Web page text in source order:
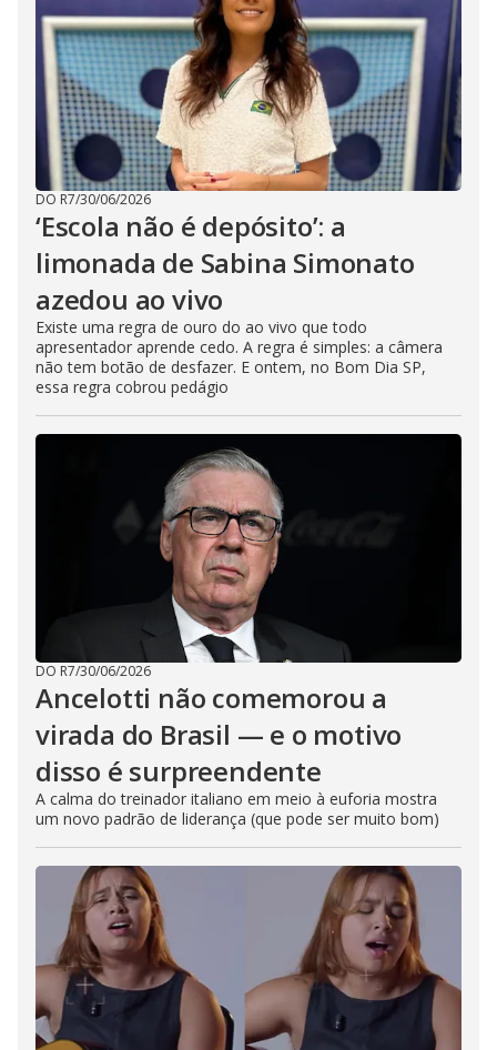
DO R7/30/06/2026
‘Escola não é depósito’: a
limonada de Sabina Simonato
azedou ao vivo
Existe uma regra de ouro do ao vivo que todo
apresentador aprende cedo. A regra é simples: a câmera
não tem botão de desfazer. E ontem, no Bom Dia SP,
essa regra cobrou pedágio
DO R7/30/06/2026
Ancelotti não comemorou a
virada do Brasil — e o motivo
disso é surpreendente
A calma do treinador italiano em meio à euforia mostra
um novo padrão de liderança (que pode ser muito bom)